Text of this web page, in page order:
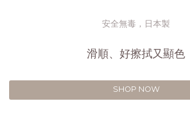
安全無毒，日本製
滑順、好擦拭又顯色
SHOP NOW